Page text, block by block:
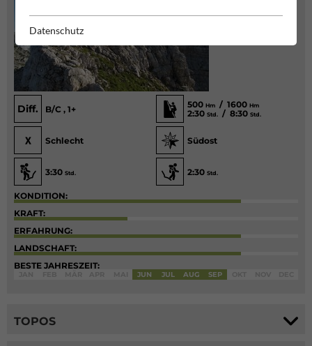
Diff. B/C , 1+ 500 Hm / 1600 Hm
2:30 Std. / 8:30 Std.
Schlecht Südost
3:30 Std. 2:30 Std.
KONDITION:
KRAFT:
ERFAHRUNG:
LANDSCHAFT:
BESTE JAHRESZEIT:
JUN JUL AUG SEP
TOPOS
Datenschutz